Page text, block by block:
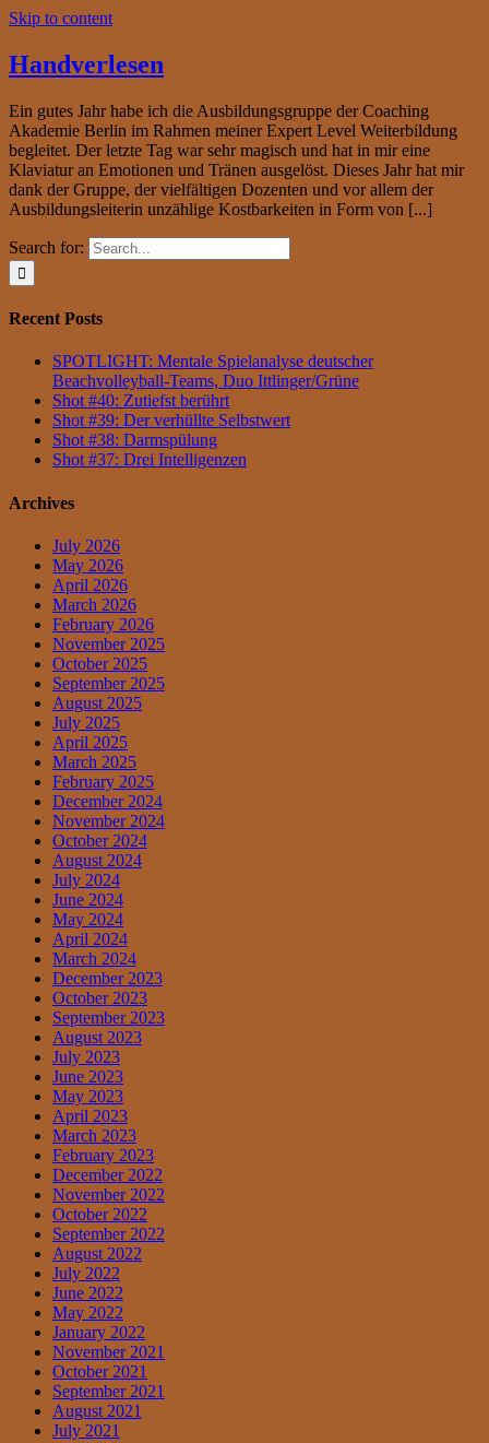
Skip to content
Handverlesen
Ein gutes Jahr habe ich die Ausbildungsgruppe der Coaching
Akademie Berlin im Rahmen meiner Expert Level Weiterbildung
begleitet. Der letzte Tag war sehr magisch und hat in mir eine
Klaviatur an Emotionen und Tränen ausgelöst. Dieses Jahr hat mir
dank der Gruppe, der vielfältigen Dozenten und vor allem der
Ausbildungsleiterin unzählige Kostbarkeiten in Form von [...]
Search for:
Recent Posts
SPOTLIGHT: Mentale Spielanalyse deutscher
Beachvolleyball-Teams, Duo Ittlinger/Grüne
Shot #40: Zutiefst berührt
Shot #39: Der verhüllte Selbstwert
Shot #38: Darmspülung
Shot #37: Drei Intelligenzen
Archives
July 2026
May 2026
April 2026
March 2026
February 2026
November 2025
October 2025
September 2025
August 2025
July 2025
April 2025
March 2025
February 2025
December 2024
November 2024
October 2024
August 2024
July 2024
June 2024
May 2024
April 2024
March 2024
December 2023
October 2023
September 2023
August 2023
July 2023
June 2023
May 2023
April 2023
March 2023
February 2023
December 2022
November 2022
October 2022
September 2022
August 2022
July 2022
June 2022
May 2022
January 2022
November 2021
October 2021
September 2021
August 2021
July 2021